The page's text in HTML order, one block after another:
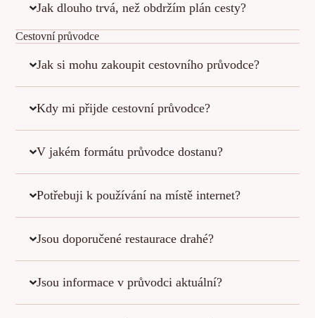
Jak dlouho trvá, než obdržím plán cesty?
Cestovní průvodce
Jak si mohu zakoupit cestovního průvodce?
Kdy mi přijde cestovní průvodce?
V jakém formátu průvodce dostanu?
Potřebuji k používání na místě internet?
Jsou doporučené restaurace drahé?
Jsou informace v průvodci aktuální?